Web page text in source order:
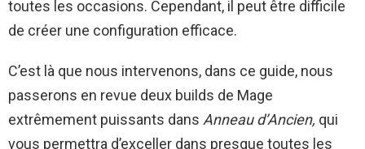
toutes les occasions. Cependant, il peut être difficile
de créer une configuration efficace.
C’est là que nous intervenons, dans ce guide, nous
passerons en revue deux builds de Mage
extrêmement puissants dans Anneau d’Ancien, qui
vous permettra d’exceller dans presque toutes les